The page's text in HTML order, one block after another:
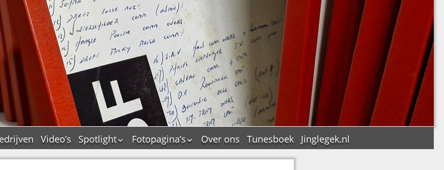
Video’s
Spotlight
De Tourflitsjingle –
Fotopagina’s
JAM in pictures
Over ons Tunesboek Jinglegek.nl